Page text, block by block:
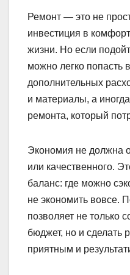
Ремонт — это не
инвестиция в
жизни. Но если
можно легко попасть
дополнительных
и материалы, а
ремонта, который
Экономия не должна
или качественного.
баланс: где можно
не экономить вовсе.
позволяет не только
бюджет, но и сделать
приятным и